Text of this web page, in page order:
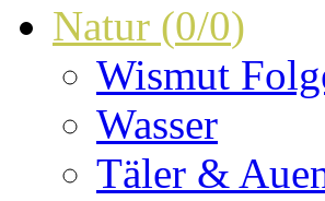
Natur (0/0)
Wismut
Wasser
Täler &